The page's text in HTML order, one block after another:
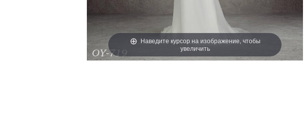
Наведите курсор на изображение, чтобы
увеличить